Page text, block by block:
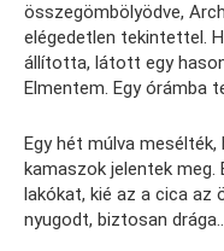
összegömbölyödve,
elégedetlen tekintettel.
állította, látott egy
Elmentem. Egy órámba
Egy hét múlva
kamaszok jelentek meg.
lakókat, kié az a cica az
nyugodt, biztosan